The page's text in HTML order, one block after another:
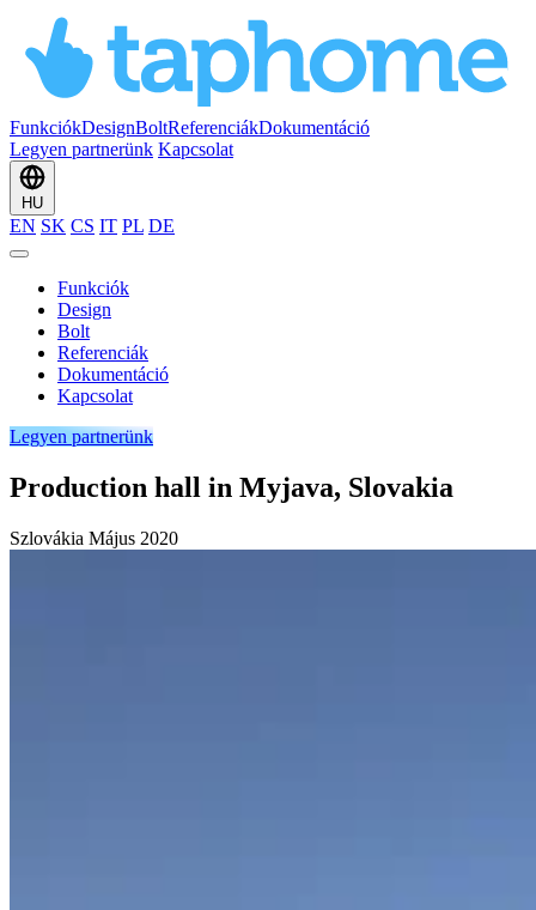
FunkciókDesignBoltReferenciákDokumentáció
Legyen partnerünk Kapcsolat
HU
EN SK CS IT PL DE
Funkciók
Design
Bolt
Referenciák
Dokumentáció
Kapcsolat
Legyen partnerünk
Production hall in Myjava, Slovakia
Szlovákia Május 2020